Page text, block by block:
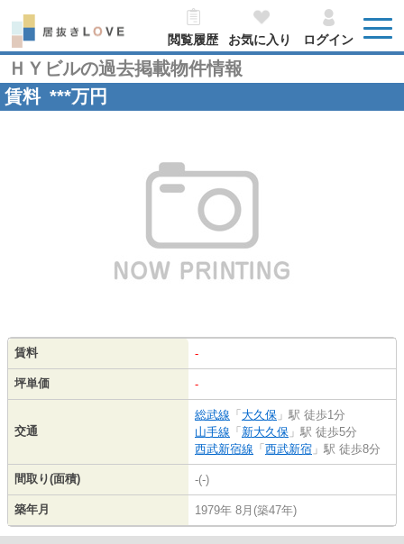
閲覧履歴 お気に入り ログイン
ＨＹビルの過去掲載物件情報
賃料 ***万円
賃料 -
坪単価 -
交通
総武線 「 大久保 」駅 徒歩1分
山手線 「 新大久保 」駅 徒歩5分
西武新宿線 「 西武新宿 」駅 徒歩8分
間取り(面積) -(-)
築年月 1979年 8月(築47年)